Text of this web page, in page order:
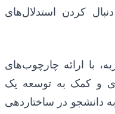
کردن استدلال‌های
با ارائه چارچوب‌های
و کمک به توسعه یک
دانشجو در ساختاردهی